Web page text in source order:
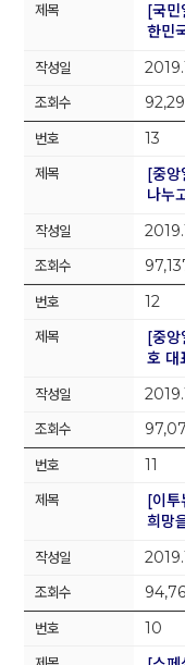
[국
한민
13
[중
나누
12
[중
호 대
11
[이
희망
10